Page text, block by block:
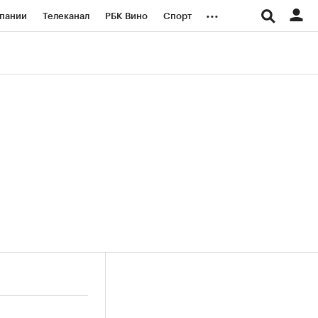
Телеканал РБК Вино Спорт ...